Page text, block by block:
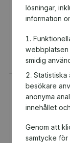
lösningar,
information
smidig
Statistiska
besökare
anonyma
innehållet
Genom att
samtycke för
H&M
Presentkort
Du och
Ridklubb får 5 kr
tillbaka